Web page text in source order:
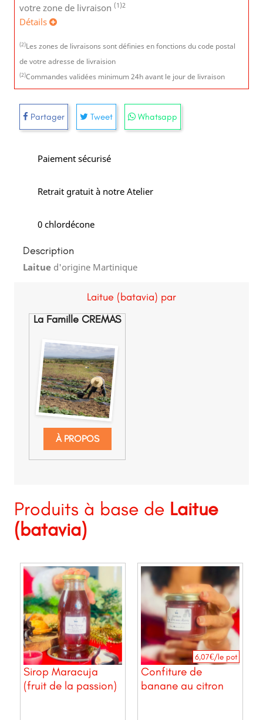
votre zone de livraison (1)2
Détails
(2)Les zones de livraisons sont définies en fonctions du code postal
de votre adresse de livraision
(2)Commandes validées minimum 24h avant le jour de livraison
Partager Tweet Whatsapp
Paiement sécurisé
Retrait gratuit à notre Atelier
0 chlordécone
Description
Laitue d'origine Martinique
Laitue (batavia) par
La Famille CREMAS
À PROPOS
Produits à base de Laitue
(batavia)
Sirop Maracuja
(fruit de la passion)
Confiture de
banane au citron
6,07€/le pot